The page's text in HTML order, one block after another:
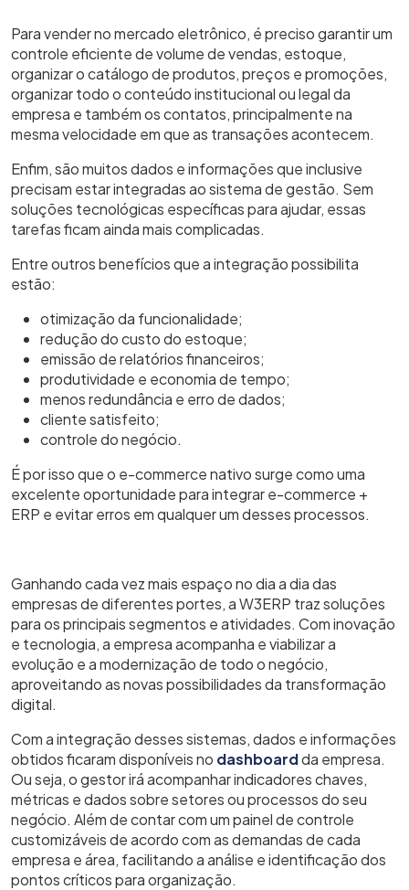
Para vender no mercado eletrônico, é preciso garantir um
controle eficiente de volume de vendas, estoque,
organizar o catálogo de produtos, preços e promoções,
organizar todo o conteúdo institucional ou legal da
empresa e também os contatos, principalmente na
mesma velocidade em que as transações acontecem.
Enfim, são muitos dados e informações que inclusive
precisam estar integradas ao sistema de gestão. Sem
soluções tecnológicas específicas para ajudar, essas
tarefas ficam ainda mais complicadas.
Entre outros benefícios que a integração possibilita
estão:
otimização da funcionalidade;
redução do custo do estoque;
emissão de relatórios financeiros;
produtividade e economia de tempo;
menos redundância e erro de dados;
cliente satisfeito;
controle do negócio.
É por isso que o e-commerce nativo surge como uma
excelente oportunidade para integrar e-commerce +
ERP e evitar erros em qualquer um desses processos.
Ganhando cada vez mais espaço no dia a dia das
empresas de diferentes portes, a W3ERP traz soluções
para os principais segmentos e atividades. Com inovação
e tecnologia, a empresa acompanha e viabilizar a
evolução e a modernização de todo o negócio,
aproveitando as novas possibilidades da transformação
digital.
Com a integração desses sistemas, dados e informações
obtidos ficaram disponíveis no dashboardda empresa.
Ou seja, o gestor iráacompanhar indicadores chaves,
métricas e dados sobre setores ou processos do seu
negócio. Além de contar com um painel de controle
customizáveis de acordo com as demandas de cada
empresa e área, facilitando a análise e identificação dos
pontos críticos para organização.